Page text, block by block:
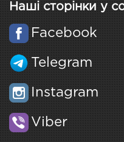
Наші сторінки у
Facebook
Telegram
Instagram
Viber